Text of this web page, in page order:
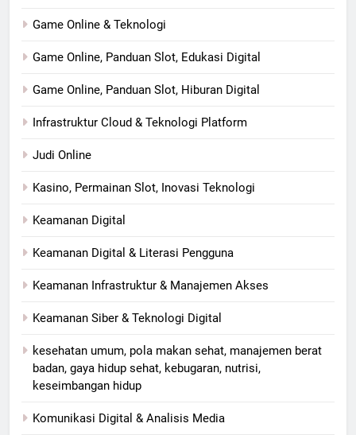
Game Online & Teknologi
Game Online, Panduan Slot, Edukasi Digital
Game Online, Panduan Slot, Hiburan Digital
Infrastruktur Cloud & Teknologi Platform
Judi Online
Kasino, Permainan Slot, Inovasi Teknologi
Keamanan Digital
Keamanan Digital & Literasi Pengguna
Keamanan Infrastruktur & Manajemen Akses
Keamanan Siber & Teknologi Digital
kesehatan umum, pola makan sehat, manajemen berat
badan, gaya hidup sehat, kebugaran, nutrisi,
keseimbangan hidup
Komunikasi Digital & Analisis Media